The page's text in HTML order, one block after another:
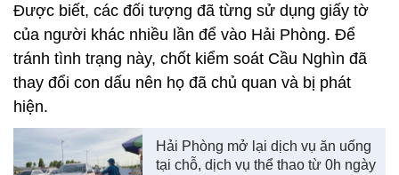
Được biết, các đối tượng đã từng sử dụng giấy tờ
của người khác nhiều lần để vào Hải Phòng. Để
tránh tình trạng này, chốt kiểm soát Cầu Nghìn đã
thay đổi con dấu nên họ đã chủ quan và bị phát
hiện.
Hải Phòng mở lại dịch vụ ăn uống
tại chỗ, dịch vụ thể thao từ 0h ngày